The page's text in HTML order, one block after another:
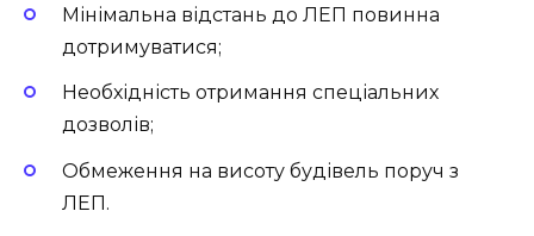
Мінімальна відстань до ЛЕП повинна
дотримуватися;
Необхідність отримання спеціальних
дозволів;
Обмеження на висоту будівель поруч з
ЛЕП.